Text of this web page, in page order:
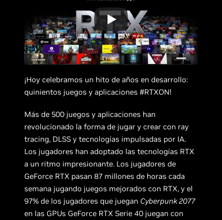
¡Hoy celebramos un hito de años en desarrollo:
quinientos juegos y aplicaciones #RTXON!
Más de 500 juegos y aplicaciones han
revolucionado la forma de jugar y crear con ray
tracing, DLSS y tecnologías impulsadas por IA.
Los jugadores han adoptado las tecnologías RTX
a un ritmo impresionante. Los jugadores de
GeForce RTX pasan 87 millones de horas cada
semana jugando juegos mejorados con RTX, y el
97% de los jugadores que juegan Cyberpunk 2077
en las GPUs GeForce RTX Serie 40 juegan con